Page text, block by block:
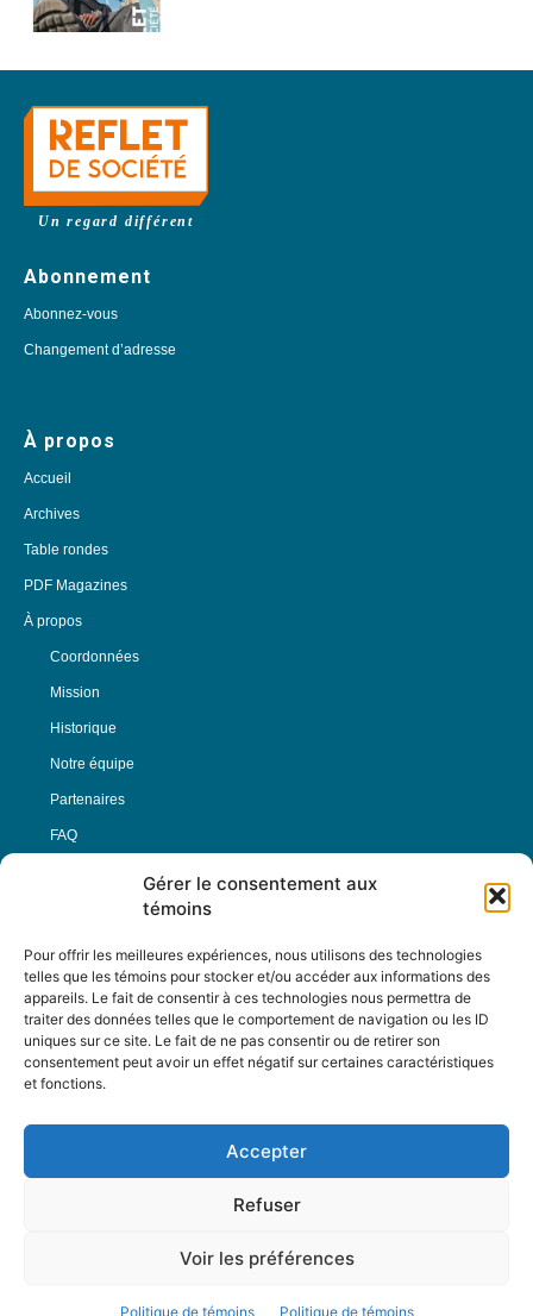
Gérer le consentement aux
témoins
Pour offrir les meilleures expériences, nous utilisons des technologies
telles que les témoins pour stocker et/ou accéder aux informations des
appareils. Le fait de consentir à ces technologies nous permettra de
traiter des données telles que le comportement de navigation ou les ID
uniques sur ce site. Le fait de ne pas consentir ou de retirer son
consentement peut avoir un effet négatif sur certaines caractéristiques
et fonctions.
Accepter
Refuser
Voir les préférences
Politique de témoins Politique de témoins
Un regard différent
Abonnement
Abonnez-vous
Changement d’adresse
À propos
Accueil
Archives
Table rondes
PDF Magazines
À propos
Coordonnées
Mission
Historique
Notre équipe
Partenaires
FAQ
Nous Suivre
Contactez-nous :
12-3894 rue Sainte-Catherine Est,